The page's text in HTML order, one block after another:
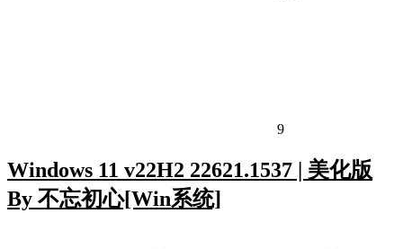
9
Windows 11 v22H2 22621.1537 | 美化版
By 不忘初心[Win系统]